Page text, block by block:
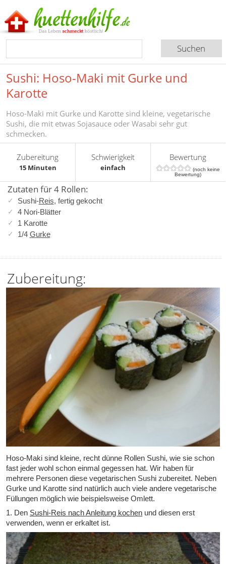
Sushi: Hoso-Maki mit Gurke und
Karotte
Hoso-Maki mit Gurke und Karotte sind kleine, vegetarische
Sushi, die mit etwas Sojasauce oder Wasabi sehr gut
schmecken.
Zubereitung
15 Minuten
Schwierigkeit
einfach
Bewertung
(noch keine
Bewertung)
Zutaten für 4 Rollen:
Sushi-Reis, fertig gekocht
4 Nori-Blätter
1 Karotte
1/4 Gurke
Zubereitung:
Hoso-Maki sind kleine, recht dünne Rollen Sushi, wie sie schon
fast jeder wohl schon einmal gegessen hat. Wir haben für
mehrere Personen diese vegetarischen Sushi zubereitet. Neben
Gurke und Karotte sind natürlich auch viele andere vegetarische
Füllungen möglich wie beispielsweise Omlett.
1. Den Sushi-Reis nach Anleitung kochen und diesen erst
verwenden, wenn er erkaltet ist.